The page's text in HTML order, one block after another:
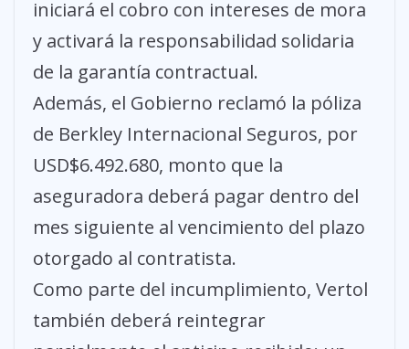
iniciará el cobro con intereses de mora
y activará la responsabilidad solidaria
de la garantía contractual.
Además, el Gobierno reclamó la póliza
de Berkley Internacional Seguros, por
USD$6.492.680, monto que la
aseguradora deberá pagar dentro del
mes siguiente al vencimiento del plazo
otorgado al contratista.
Como parte del incumplimiento, Vertol
también deberá reintegrar